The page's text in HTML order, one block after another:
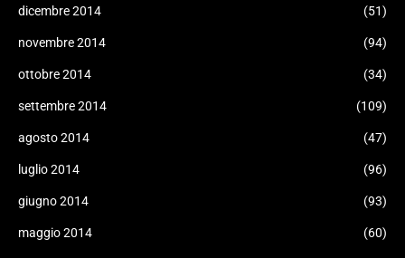
dicembre 2014 (51)
novembre 2014 (94)
ottobre 2014 (34)
settembre 2014 (109)
agosto 2014 (47)
luglio 2014 (96)
giugno 2014 (93)
maggio 2014 (60)